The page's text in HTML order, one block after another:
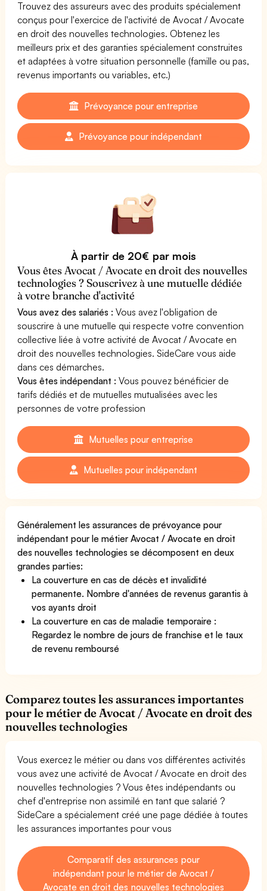
Trouvez des assureurs avec des produits spécialement
conçus pour l'exercice de l'activité de Avocat / Avocate
en droit des nouvelles technologies. Obtenez les
meilleurs prix et des garanties spécialement construites
et adaptées à votre situation personnelle (famille ou pas,
revenus importants ou variables, etc.)
Prévoyance pour entreprise
Prévoyance pour indépendant
À partir de 20€ par mois
Vous êtes Avocat / Avocate en droit des nouvelles
technologies ? Souscrivez à une mutuelle dédiée
à votre branche d'activité
Vous avez des salariés : Vous avez l'obligation de
souscrire à une mutuelle qui respecte votre convention
collective liée à votre activité de Avocat / Avocate en
droit des nouvelles technologies. SideCare vous aide
dans ces démarches.
Vous êtes indépendant : Vous pouvez bénéficier de
tarifs dédiés et de mutuelles mutualisées avec les
personnes de votre profession
Mutuelles pour entreprise
Mutuelles pour indépendant
Généralement les assurances de prévoyance pour
indépendant pour le métier Avocat / Avocate en droit
des nouvelles technologies se décomposent en deux
grandes parties:
La couverture en cas de décès et invalidité
permanente. Nombre d'années de revenus garantis à
vos ayants droit
La couverture en cas de maladie temporaire :
Regardez le nombre de jours de franchise et le taux
de revenu remboursé
Comparez toutes les assurances importantes
pour le métier de Avocat / Avocate en droit des
nouvelles technologies
Vous exercez le métier ou dans vos différentes activités
vous avez une activité de Avocat / Avocate en droit des
nouvelles technologies ? Vous êtes indépendants ou
chef d'entreprise non assimilé en tant que salarié ?
SideCare a spécialement créé une page dédiée à toutes
les assurances importantes pour vous
Comparatif des assurances pour
indépendant pour le métier de Avocat /
Avocate en droit des nouvelles technologies